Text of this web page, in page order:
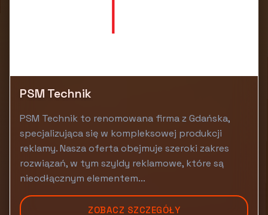
PSM Technik
PSM Technik to renomowana firma z Gdańska,
specjalizująca się w kompleksowej produkcji
reklamy. Nasza oferta obejmuje szeroki zakres
rozwiązań, w tym szyldy reklamowe, które są
nieodłącznym elementem...
ZOBACZ SZCZEGÓŁY